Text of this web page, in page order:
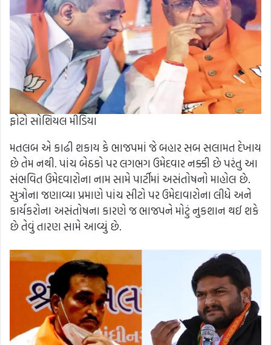
ફોટો સોશિયલ મીડિયા
મતલબ એ કાઢી શકાય કે ભાજપમાં જે બહાર સબ સલામત દેખાય
છે તેમ નથી. પાંચ બેઠકો પર લગભગ ઉમેદવાર નક્કી છે પરંતુ આ
સંભવિત ઉમેદવારોના નામ સામે પાર્ટીમાં અસંતોષનો માહોલ છે.
સુત્રોના જણાવ્યા પ્રમાણે પાંચ સીટો પર ઉમેદાવારોના લીધે અને
કાર્યકરોના અસંતોષના કારણે જ ભાજપને મોટું નુકશાન થઈ શકે
છે તેવું તારણ સામે આવ્યું છે.